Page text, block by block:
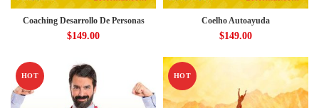
Coaching Desarrollo De Personas
$149.00
Coelho Autoayuda
$149.00
HOT HOT